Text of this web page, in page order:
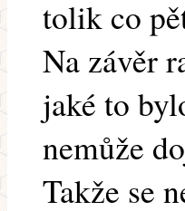
tolik co
Na závěr
jaké to
nemůže
Takže se